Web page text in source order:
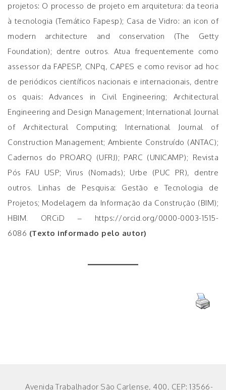
projetos: O processo de projeto em arquitetura: da teoria
à tecnologia (Temático Fapesp); Casa de Vidro: an icon of
modern architecture and conservation (The Getty
Foundation); dentre outros. Atua frequentemente como
assessor da FAPESP, CNPq, CAPES e como revisor ad hoc
de periódicos científicos nacionais e internacionais, dentre
os quais: Advances in Civil Engineering; Architectural
Engineering and Design Management; International Journal
of Architectural Computing; International Journal of
Construction Management; Ambiente Construído (ANTAC);
Cadernos do PROARQ (UFRJ); PARC (UNICAMP); Revista
Pós FAU USP; Virus (Nomads); Urbe (PUC PR), dentre
outros. Linhas de Pesquisa: Gestão e Tecnologia de
Projetos; Modelagem da Informação da Construção (BIM);
HBIM. ORCiD – https://orcid.org/0000-0003-1515-
6086 (Texto informado pelo autor)
Avenida Trabalhador São Carlense, 400, CEP: 13566-